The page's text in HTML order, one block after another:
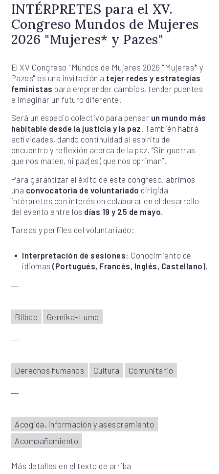
INTÉRPRETES para el XV.
Congreso Mundos de Mujeres
2026 "Mujeres* y Pazes"
El XV Congreso "Mundos de Mujeres 2026 "Mujeres* y
Pazes" es una invitación a tejer redes y estrategias
feministas para emprender cambios, tender puentes
e imaginar un futuro diferente.
Será un espacio colectivo para pensar un mundo más
habitable desde la justicia y la paz. También habrá
actividades, dando continuidad al espíritu de
encuentro y reflexión acerca de la paz. “Sin guerras
que nos maten, ni paz(es) que nos opriman”.
Para garantizar el éxito de este congreso, abrimos
una convocatoria de voluntariado dirigida
intérpretes con interés en colaborar en el desarrollo
del evento entre los días 19 y 25 de mayo
Tareas y perfiles del voluntariado:
Interpretación de sesiones: Conocimiento de
idiomas (Portugués, Francés, Inglés, Castellano)
Bilbao Gernika-Lumo
Derechos humanos Cultura Comunitario
Acogida, información y asesoramiento
Acompañamiento
Más detalles en el texto de arriba